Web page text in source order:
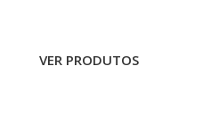
VER PRODUTOS